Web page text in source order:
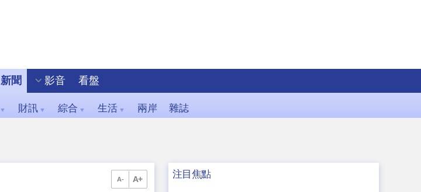
新聞 影音 看盤
▼ 財訊 ▼ 綜合 ▼ 生活 ▼ 兩岸 雜誌
A- A+ 注目焦點